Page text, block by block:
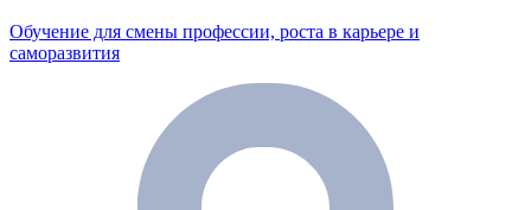
Обучение для смены профессии, роста в карьере и
саморазвития